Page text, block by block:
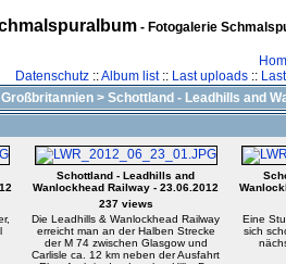
- Fotogalerie
Datenschutz::Album list:: Last uploads::
> Schottland - Leadhills and
Schottland - Leadhills and
Wanlockhead Railway - 23.06.2012
237 views
Die Leadhills & Wanlockhead Railway
erreicht man an der Halben Strecke
der M 74 zwischen Glasgow und
Carlisle ca. 12 km neben der Ausfahrt
Eine
sich